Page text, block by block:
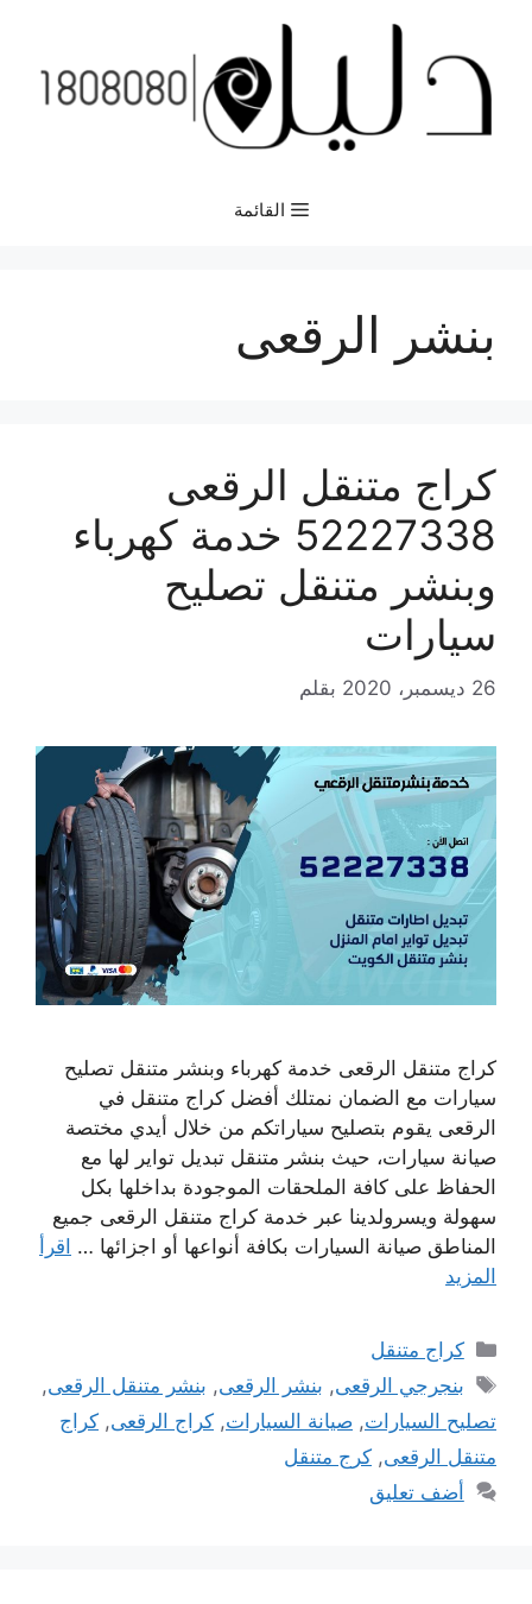
المحتوى
القائمة
بنشر الرقعى
كراج متنقل الرقعى
52227338 خدمة كهرباء
وبنشر متنقل تصليح
سيارات
26 ديسمبر، 2020 بقلم
كراج متنقل الرقعى خدمة كهرباء وبنشر متنقل تصليح
سيارات مع الضمان نمتلك أفضل كراج متنقل في
الرقعى يقوم بتصليح سياراتكم من خلال أيدي مختصة
صيانة سيارات، حيث بنشر متنقل تبديل تواير لها مع
الحفاظ على كافة الملحقات الموجودة بداخلها بكل
سهولة ويسرولدينا عبر خدمة كراج متنقل الرقعى جميع
المناطق صيانة السيارات بكافة أنواعها أو اجزائها … اقرأ
المزيد
التصنيفات
كراج متنقل
الوسوم
بنجرجي الرقعى, بنشر الرقعى, بنشر متنقل الرقعى,
تصليح السيارات, صيانة السيارات, كراج الرقعى, كراج
متنقل الرقعى, كرج متنقل
أضف تعليق